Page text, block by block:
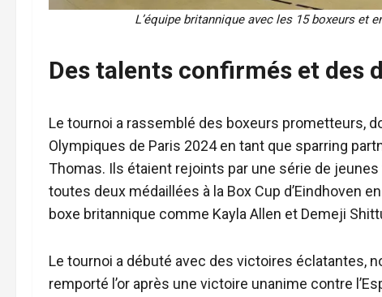
L’équipe britannique avec les 15 boxeurs et
Des talents confirmés et des
Le tournoi a rassemblé des boxeurs prometteurs,
Olympiques de Paris 2024 en tant que sparring
Thomas. Ils étaient rejoints par une série de
toutes deux médaillées à la Box Cup d’Eindhoven
boxe britannique comme Kayla Allen et Demeji
Le tournoi a débuté avec des victoires éclatantes,
remporté l’or après une victoire unanime contre